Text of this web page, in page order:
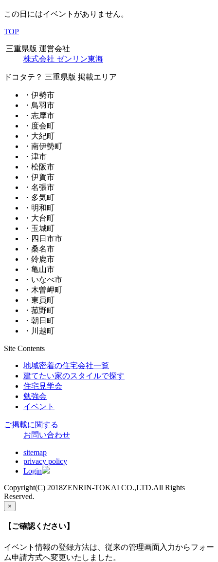
この日にはイベントがありません。
TOP
三重県版 運営会社
株式会社 ゼンリン東海
ドコタテ？ 三重県版 掲載エリア
・伊勢市
・鳥羽市
・志摩市
・度会町
・大紀町
・南伊勢町
・津市
・松阪市
・伊賀市
・名張市
・多気町
・明和町
・大台町
・玉城町
・四日市市
・桑名市
・鈴鹿市
・亀山市
・いなべ市
・木曽岬町
・東員町
・菰野町
・朝日町
・川越町
Site Contents
地域密着の住宅会社一覧
建てたい家のスタイルで探す
住宅見学会
勉強会
イベント
ご掲載に関する
お問い合わせ
sitemap
privacy policy
Login
Copyright(C) 2018ZENRIN-TOKAI CO.,LTD.All Rights
Reserved.
×
【ご確認ください】
イベント情報の登録方法は、従来の管理画面入力からフォー
ム申請方式へ変更いたしました。